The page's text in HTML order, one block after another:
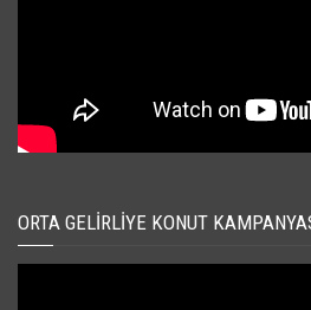
ORTA GELIRLIYE KONUT